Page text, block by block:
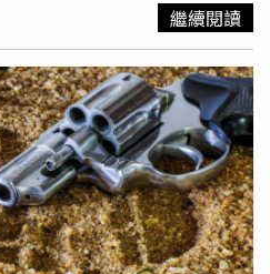
」彼此的溝通，也就錯過了以
見碰撞的機會，而真正的親密
歧才得以建立。追根究柢，與
軟體能把你介紹給更多對象，
來完成。也因此在這個AI時
要真誠與勇氣，但沒有任何人
一點。
」她強調，未來將嘗試以更短
鐘教你完成1道菜」，以符合觀
目遭評論界痛批為「呆板」、
與節目並行發展。「第1年我
相輔相成，這讓我能保持創作
軍實體零售市場，她透露，未
開合作。報導補充，這次出席
奢華成衣及配件設計師
，搭配法國皮具品牌
他們在2021年12月至2023年
關資訊。但皇家檢控署
，CPS）署長表示，由於無法
時即被列為「國家安全威脅」
訴。英格蘭與威爾斯的公訴署
）罕見親自介入，表示
府提供更多證據，但證人陳述
，雖然CPS在4月提起指控
另一宗間諜案的判例要求檢方
被正式定義為威脅。這項技術
繼續閱讀